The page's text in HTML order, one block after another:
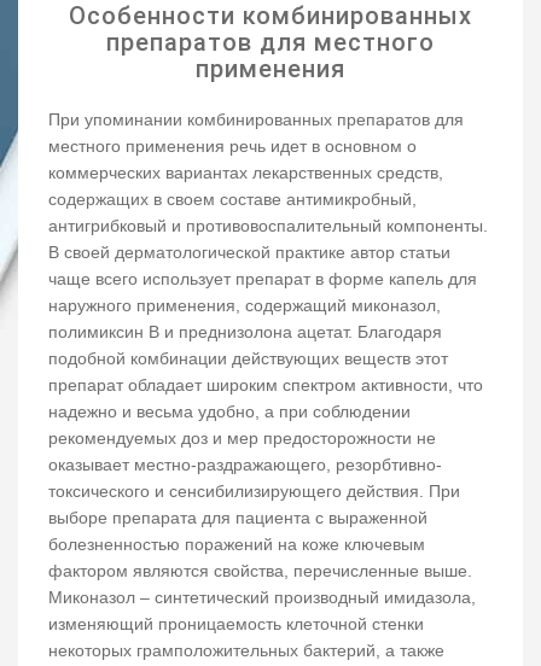
Особенности комбинированных
препаратов для местного
применения
При упоминании комбинированных препаратов для
местного применения речь идет в основном о
коммерческих вариантах лекарственных средств,
содержащих в своем составе антимикробный,
антигрибковый и противовоспалительный компоненты.
В своей дерматологической практике автор статьи
чаще всего использует препарат в форме капель для
наружного применения, содержащий миконазол,
полимиксин В и преднизолона ацетат. Благодаря
подобной комбинации действующих веществ этот
препарат обладает широким спектром активности, что
надежно и весьма удобно, а при соблюдении
рекомендуемых доз и мер предосторожности не
оказывает местно-раздражающего, резорбтивно-
токсического и сенсибилизирующего действия. При
выборе препарата для пациента с выраженной
болезненностью поражений на коже ключевым
фактором являются свойства, перечисленные выше.
Миконазол – синтетический производный имидазола,
изменяющий проницаемость клеточной стенки
некоторых грамположительных бактерий, а также